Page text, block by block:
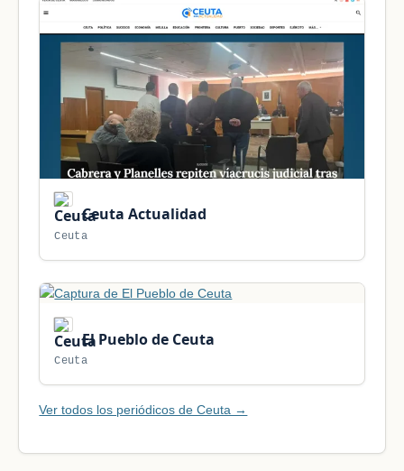
Ceuta Actualidad
Ceuta
El Pueblo de Ceuta
Ceuta
Ver todos los periódicos de Ceuta →